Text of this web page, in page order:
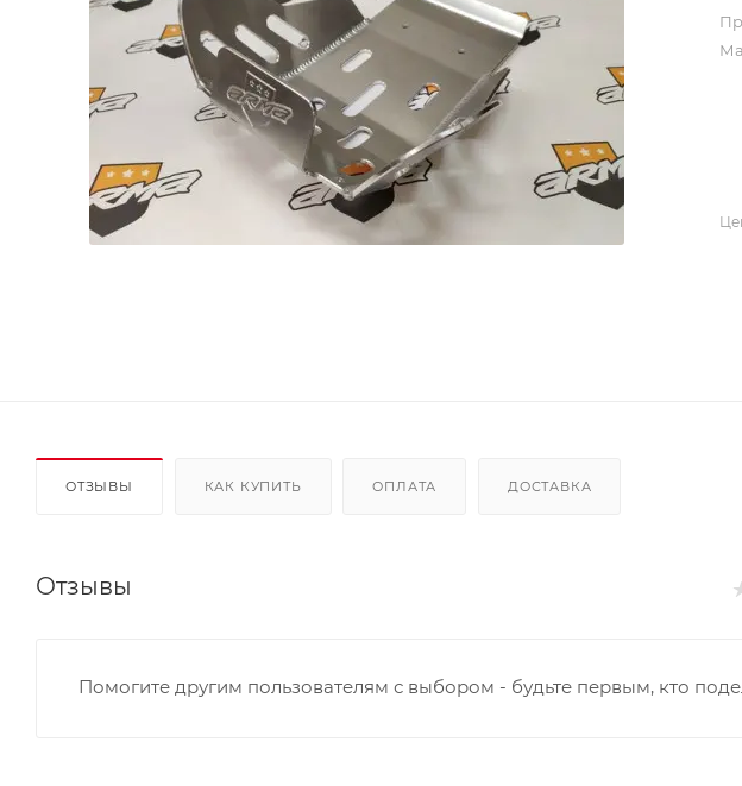
ОТЗЫВЫ КАК КУПИТЬ ОПЛАТА ДОСТАВКА
Отзывы
Помогите другим пользователям с выбором - будьте первым, кто